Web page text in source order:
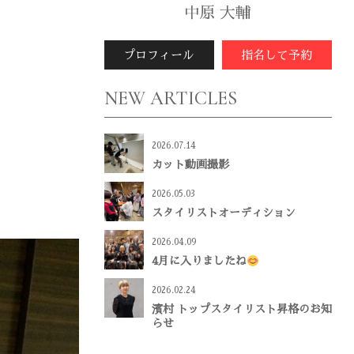
中原 大輔
プロフィール 指名して予約
NEW ARTICLES
2026.07.14
カット動画撮影
2026.05.03
スタイリストオーディション
2026.04.09
4月に入りましたね
2026.02.24
濱村 トップスタイリスト昇格のお知
らせ